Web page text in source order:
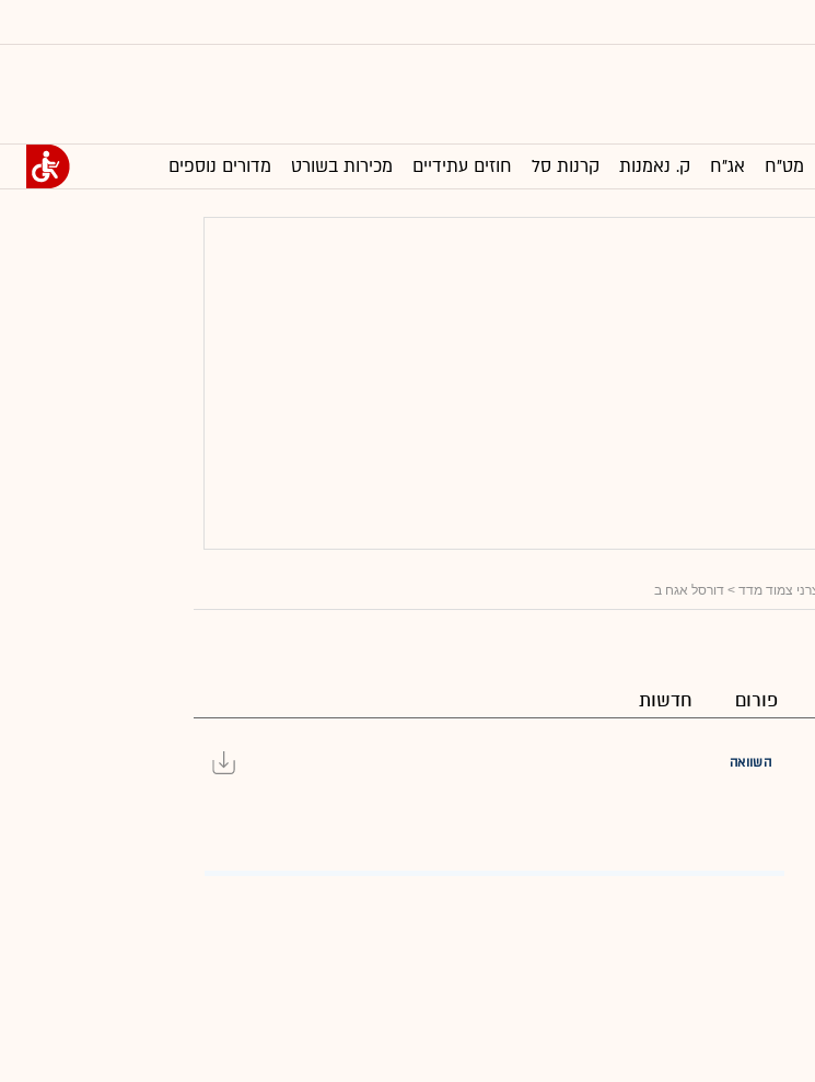
מט"ח אג"ח ק. נאמנות קרנות סל חוזים עתידיים מכירות בשורט מדורים נוספים
צמוד מדד > דורסל אגח ב
פורום חדשות
השוואה